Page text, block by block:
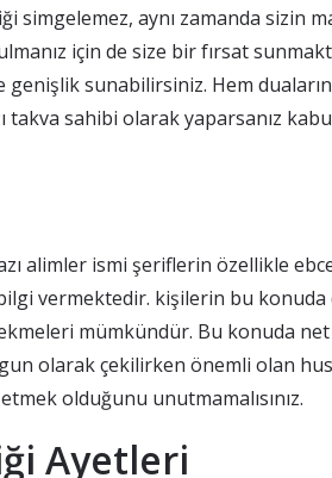
simgelemez, aynı zamanda sizin
için de size bir fırsat
sunabilirsiniz. Hem
takva sahibi olarak yaparsanız
alimler ismi şeriflerin özellikle
vermektedir. kişilerin bu konuda
mümkündür. Bu konuda net
olarak çekilirken önemli olan
olduğunu unutmamalısınız.
Ayetleri